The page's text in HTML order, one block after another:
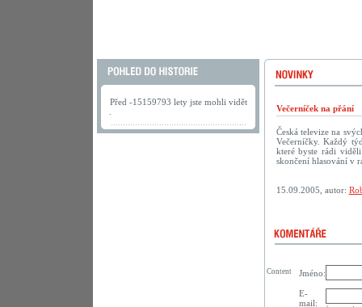
Před -15159793 lety jste mohli vidět
Večerníček na přání
Česká televize na
Večerníčky. Každý
které byste rádi
skončení hlasování v
15.09.2005, autor:
Jméno:
E-
mail:
Content